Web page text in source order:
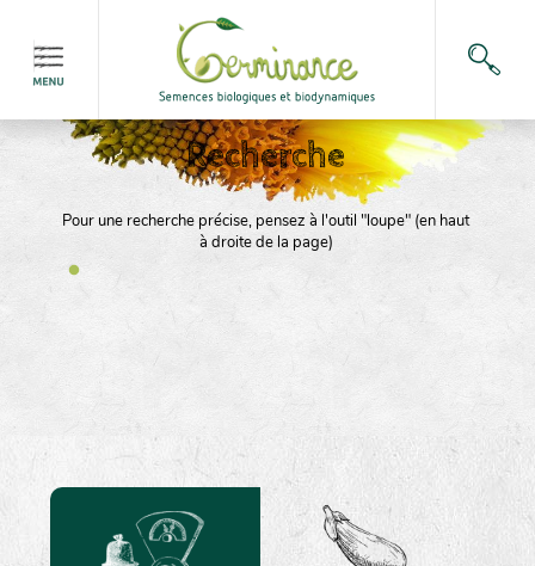
Recherche
Pour une recherche précise, pensez à l'outil "loupe" (en haut
à droite de la page)